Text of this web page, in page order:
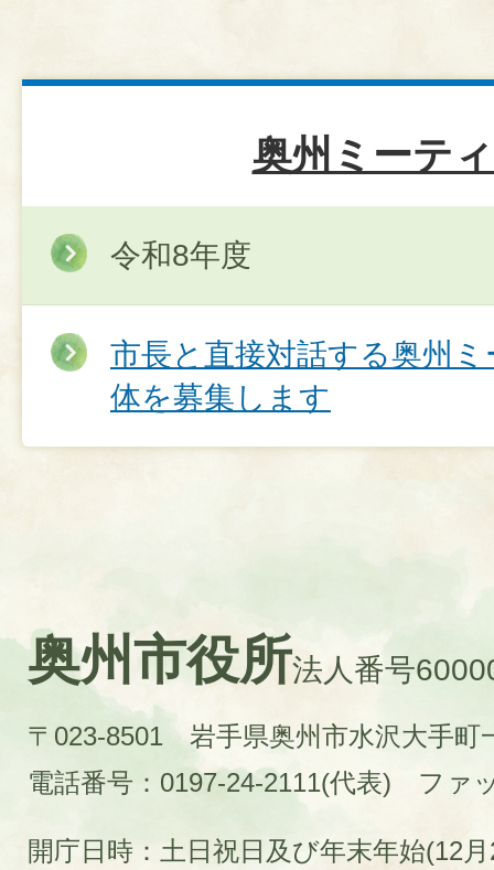
奥州ミーテ
令和8年度
市長と直接対話する奥州
体を募集します
奥州市役所法人番号
〒023-8501 岩手県奥州市水沢大手町
電話番号：0197-24-2111(代表)
ファ
開庁日時：土日祝日及び年末年始(12